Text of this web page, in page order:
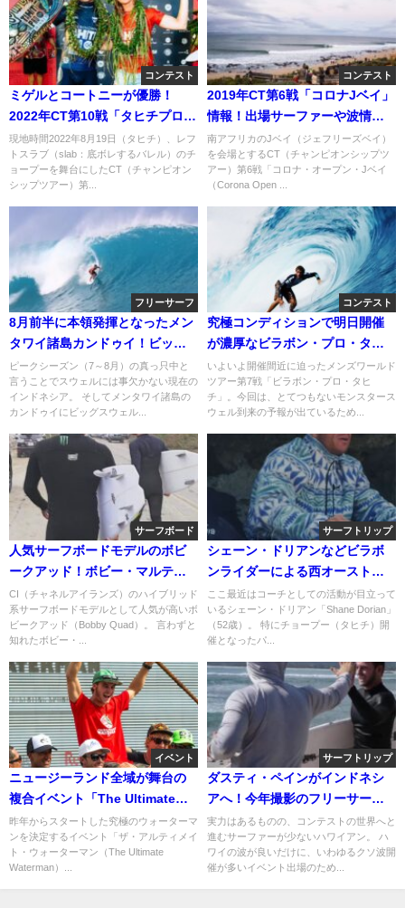
コンテスト
ミゲルとコートニーが優勝！
2022年CT第10戦「タヒチプロ」
最終日
現地時間2022年8月19日（タヒチ）、レフ
トスラブ（slab：底ボレするバレル）のチ
ョープーを舞台にしたCT（チャンピオン
シップツアー）第...
コンテスト
2019年CT第6戦「コロナJベイ」
情報！出場サーファーや波情報
など
南アフリカのJベイ（ジェフリーズベイ）
を会場とするCT（チャンピオンシップツ
アー）第6戦「コロナ・オープン・Jベイ
（Corona Open ...
フリーサーフ
8月前半に本領発揮となったメン
タワイ諸島カンドゥイ！ビッグ
バレルサーフィン動画
ピークシーズン（7～8月）の真っ只中と
言うことでスウェルには事欠かない現在の
インドネシア。 そしてメンタワイ諸島の
カンドゥイにビッグスウェル...
コンテスト
究極コンディションで明日開催
が濃厚なビラボン・プロ・タヒ
チ
いよいよ開催間近に迫ったメンズワールド
ツアー第7戦「ビラボン・プロ・タヒ
チ」。今回は、とてつもないモンスタース
ウェル到来の予報が出ているため...
サーフボード
人気サーフボードモデルのボビ
ークアッド！ボビー・マルティ
ネス本人ライド動画
CI（チャネルアイランズ）のハイブリッド
系サーフボードモデルとして人気が高いボ
ビークアッド（Bobby Quad）。 言わずと
知れたボビー・...
サーフトリップ
シェーン・ドリアンなどビラボ
ンライダーによる西オーストラ
リアトリップ動画
ここ最近はコーチとしての活動が目立って
いるシェーン・ドリアン「Shane Dorian」
（52歳）。 特にチョープー（タヒチ）開
催となったパ...
イベント
ニュージーランド全域が舞台の
複合イベント「The Ultimate
Waterman」＠2016
昨年からスタートした究極のウォーターマ
ンを決定するイベント「ザ・アルティメイ
ト・ウォーターマン（The Ultimate
Waterman）...
サーフトリップ
ダスティ・ペインがインドネシ
アへ！今年撮影のフリーサーフ
ィン動画
実力はあるものの、コンテストの世界へと
進むサーファーが少ないハワイアン。 ハ
ワイの波が良いだけに、いわゆるクソ波開
催が多いイベント出場のため...